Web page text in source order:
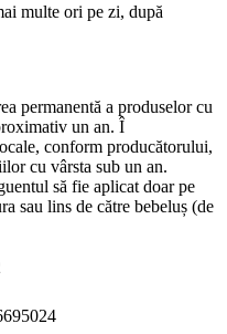
multe ori pe zi, după
permanentă a produselor cu
un an. Î
conform producătorului,
cu vârsta sub un an.
să fie aplicat doar pe
sau lins de către bebeluș (de